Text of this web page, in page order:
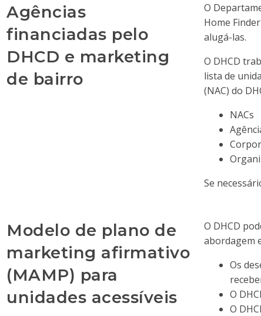
Agências
financiadas pelo
DHCD e marketing
de bairro
O
Home
alugá-las.
O DHCD
lista de
(NAC) do
NACs
Se
Modelo de plano de
marketing afirmativo
(MAMP) para
unidades acessíveis
O DHCD
abordagem
Os
O
O